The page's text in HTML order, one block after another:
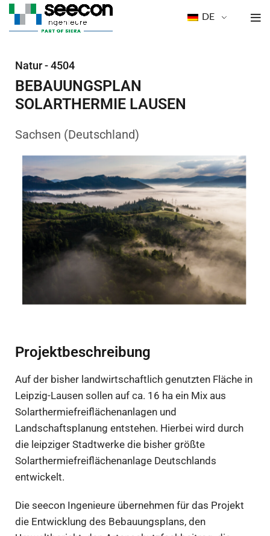
DE
Natur - 4504
BEBAUUNGSPLAN
SOLARTHERMIE LAUSEN
Sachsen (Deutschland)
Projektbeschreibung
Auf der bisher landwirtschaftlich genutzten Fläche in
Leipzig-Lausen sollen auf ca. 16 ha ein Mix aus
Solarthermiefreiflächenanlagen und
Landschaftsplanung entstehen. Hierbei wird durch
die leipziger Stadtwerke die bisher größte
Solarthermiefreiflächenanlage Deutschlands
entwickelt.
Die seecon Ingenieure übernehmen für das Projekt
die Entwicklung des Bebauungsplans, den